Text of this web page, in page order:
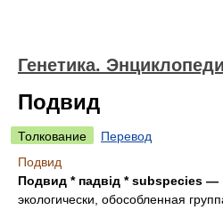
Генетика.
Подвид
Толкование
Перевод
Подвид
Подвид * падвід * subspecies —
экологически, обособленная